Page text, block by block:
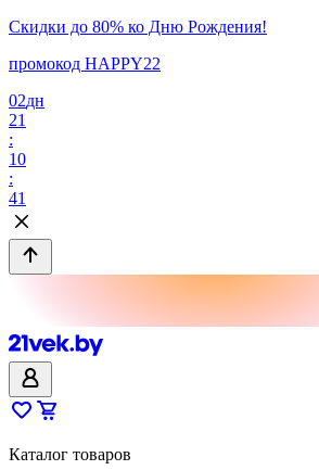
Скидки до 80% ко Дню Рождения!
промокод HAPPY22
02дн
21
:
10
:
41
Каталог товаров